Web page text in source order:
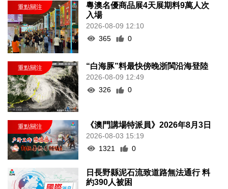
粵澳名優商品展4天展期料9萬人次
入場
2026-08-09 12:10
365
0
“白海豚”料最快傍晚浙閩沿海登陸
2026-08-09 12:49
326
0
《澳門講場特派員》2026年8月3日
2026-08-03 15:19
1321
0
日長野縣泥石流致道路無法通行 料
約390人被困